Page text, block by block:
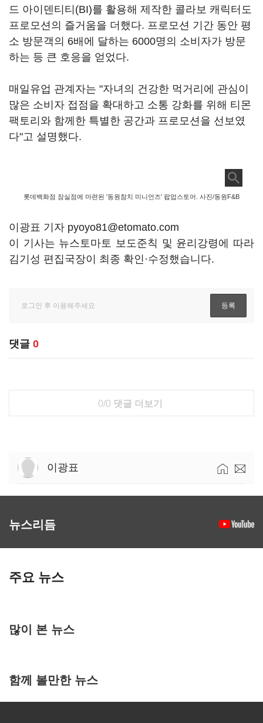
드 아이덴티티(BI)를 활용해 제작한 콜라보 캐릭터도
프로모션의 즐거움을 더했다. 프로모션 기간 동안 평
소 방문객의 6배에 달하는 6000명의 소비자가 방문
하는 등 큰 호응을 얻었다.
매일유업 관계자는 "자녀의 건강한 먹거리에 관심이
많은 소비자 접점을 확대하고 소통 강화를 위해 티몬
팩토리와 함께한 특별한 공간과 프로모션을 선보였
다"고 설명했다.
롯데백화점 잠실점에 마련된 '동원참치 미니언즈' 팝업스토어. 사진/동원F&B
이광표 기자 pyoyo81@etomato.com
이 기사는 뉴스토마토 보도준칙 및 윤리강령에 따라
김기성 편집국장이 최종 확인·수정했습니다.
댓글 0
0/0 댓글 더보기
이광표
뉴스리듬
주요 뉴스
많이 본 뉴스
함께 볼만한 뉴스